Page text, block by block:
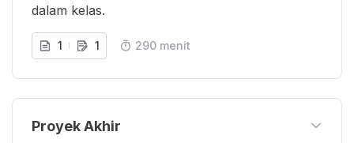
dalam kelas.
1 1 290 menit
Proyek Akhir